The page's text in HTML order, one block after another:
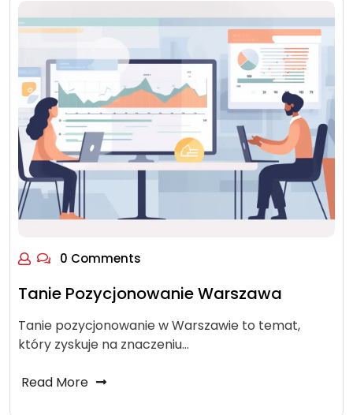
0 Comments
Tanie Pozycjonowanie Warszawa
Tanie pozycjonowanie w Warszawie to temat,
który zyskuje na znaczeniu…
Read More